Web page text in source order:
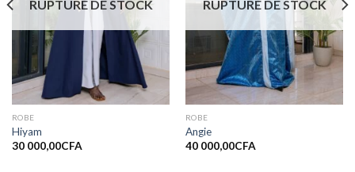
RUPTURE DE STOCK
ROBE
Hiyam
30 000,00CFA
RUPTURE DE STOCK
ROBE
Angie
40 000,00CFA